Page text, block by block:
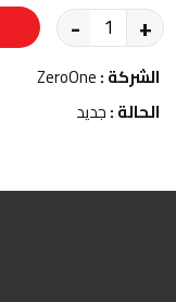
- +
الشركة :ZeroOne
الحالة :جديد